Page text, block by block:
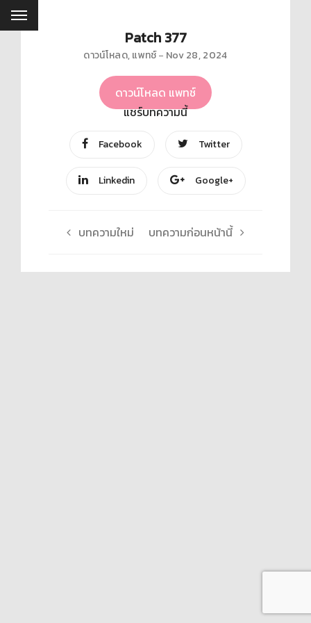
Patch 377
ดาวน์โหลด,แพทช์ Nov 28, 2024
ดาวน์โหลด แพทช์
แชร์บทความนี้
Facebook Twitter
Linkedin Google+
บทความใหม่ บทความก่อนหน้านี้